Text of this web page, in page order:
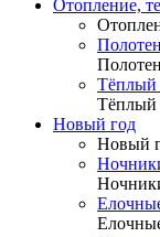
Отопление,
Тёплый
Тёплый
Новый год
Новый